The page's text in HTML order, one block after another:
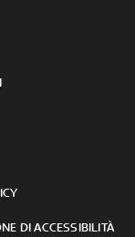
DI ACCESSIBILITÀ